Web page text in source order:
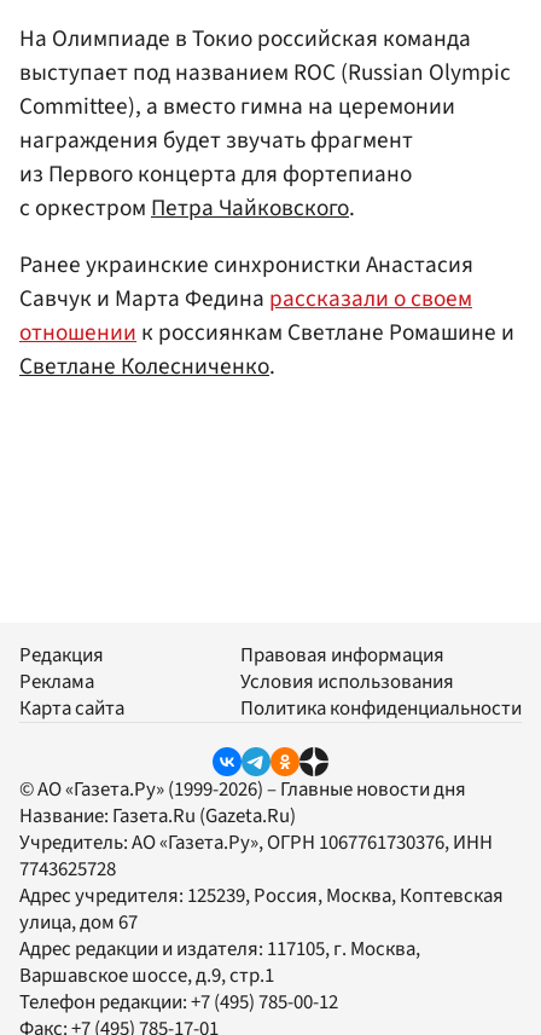
На Олимпиаде в Токио российская команда
выступает под названием ROC (Russian Olympic
Committee), а вместо гимна на церемонии
награждения будет звучать фрагмент
из Первого концерта для фортепиано
с оркестромПетра Чайковского.
Ранее украинские синхронистки Анастасия
Савчук и Марта Федина рассказали о своем
отношениик россиянкам Светлане Ромашине и
Светлане Колесниченко.
Редакция
Реклама
Карта сайта
Правовая информация
Условия использования
Политика конфиденциальности
© АО «Газета.Ру» (1999-2026) – Главные новости дня
Название: Газета.Ru (Gazeta.Ru)
Учредитель:АО «Газета.Ру», ОГРН 1067761730376, ИНН
7743625728
Адрес учредителя: 125239, Россия, Москва, Коптевская
улица, дом 67
Адрес редакции и издателя: 117105, г. Москва,
Варшавское шоссе, д.9, стр.1
Телефон редакции:+7 (495) 785-00-12
Факс:+7 (495) 785-17-01